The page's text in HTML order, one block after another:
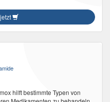
hilft bestimmte Typen von